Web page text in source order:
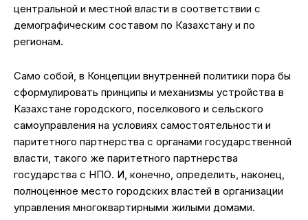
центральной и местной власти в соответствии с
демографическим составом по Казахстану и по
регионам.
Само собой, в Концепции внутренней политики пора бы
сформулировать принципы и механизмы устройства в
Казахстане городского, поселкового и сельского
самоуправления на условиях самостоятельности и
паритетного партнерства с органами государственной
власти, такого же паритетного партнерства
государства с НПО. И, конечно, определить, наконец,
полноценное место городских властей в организации
управления многоквартирными жилыми домами.